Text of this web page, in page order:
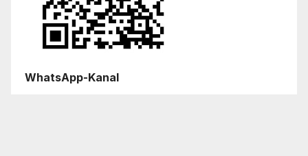
WhatsApp-Kanal